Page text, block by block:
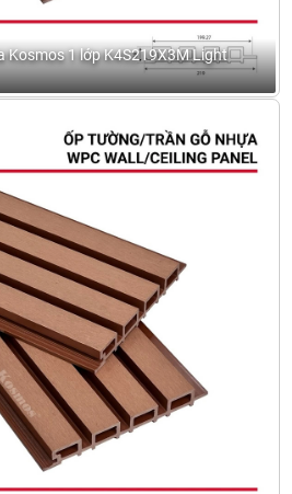
Kosmos 1 lớp K4S219X3M Light